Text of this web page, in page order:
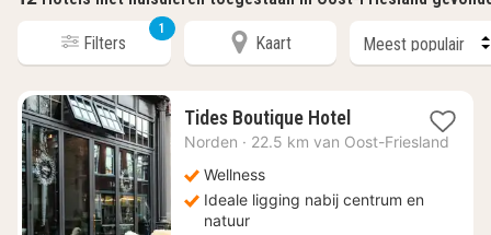
Filters
1
Kaart
Tides Boutique Hotel2
nachten
187,07
Norden · 22.5 km van Oost-Friesland
Wellness
Ideale ligging nabij centrum en
natuur